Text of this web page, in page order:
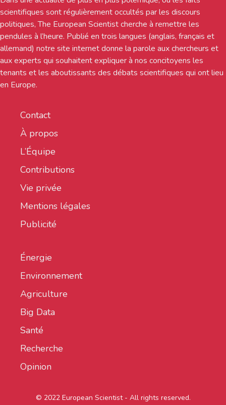
scientifiques sont régulièrement occultés par les discours
politiques, The European Scientist cherche à remettre les
pendules à l’heure. Publié en trois langues (anglais, français et
allemand) notre site internet donne la parole aux chercheurs et
aux experts qui souhaitent expliquer à nos concitoyens les
tenants et les aboutissants des débats scientifiques qui ont lieu
en Europe.
Contact
À propos
L’Équipe
Contributions
Vie privée
Mentions légales
Publicité
Énergie
Environnement
Agriculture
Big Data
Santé
Recherche
Opinion
© 2022 European Scientist - All rights reserved.